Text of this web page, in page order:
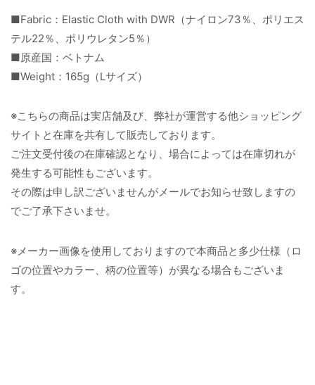
■Fabric：Elastic Cloth with DWR（ナイロン73％、ポリエス
テル22％、ポリウレタン5％）
■原産国：ベトナム
■Weight：165g（Lサイズ）
※こちらの商品は実店舗及び、弊社が運営する他ショッピング
サイトと在庫を共有して販売しております。
ご注文受付後の在庫確認となり、場合によっては在庫切れが
発生する可能性もございます。
その際は申し訳ございませんがメールでお知らせ致しますの
でご了承下さいませ。
※メーカー画像を使用しておりますので本商品と多少仕様（ロ
ゴの位置やカラー、柄の位置等）が異なる場合もございま
す。